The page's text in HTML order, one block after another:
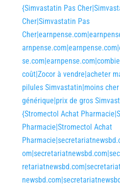
{Simvastatin Pas
Cher|Simvastatin Pas
coût|Zocor à vendre|acheter
pilules Simvastatin|moins
générique|prix de gros
{Stromectol Achat
Pharmacie|Stromectol Achat